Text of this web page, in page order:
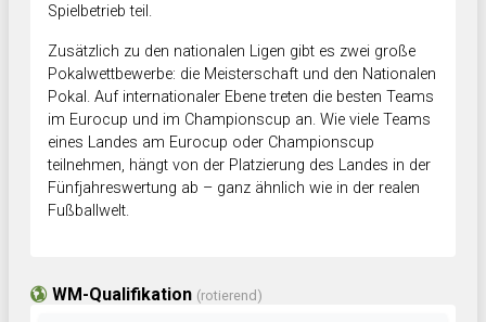
Spielbetrieb teil.
Zusätzlich zu den nationalen Ligen gibt es zwei große
Pokalwettbewerbe: die Meisterschaft und den Nationalen
Pokal. Auf internationaler Ebene treten die besten Teams
im Eurocup und im Championscup an. Wie viele Teams
eines Landes am Eurocup oder Championscup
teilnehmen, hängt von der Platzierung des Landes in der
Fünfjahreswertung ab – ganz ähnlich wie in der realen
Fußballwelt.
WM-Qualifikation (rotierend)